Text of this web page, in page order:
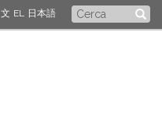
Form
文 EL 日本語